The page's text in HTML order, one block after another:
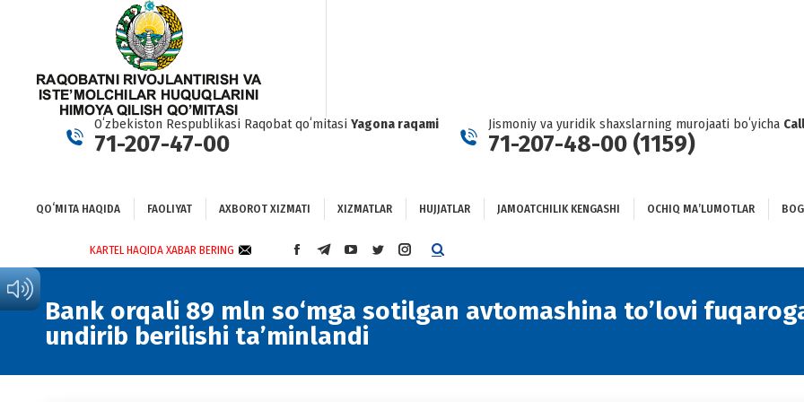
Oʻzbekiston Respublikasi Raqobat qoʻmitasi Yagona raqami
71-207-47-00
Jismoniy va yuridik shaxslarning murojaati boʻyicha
71-207-48-00 (1159)
QOʻMITA HAQIDA FAOLIYAT AXBOROT XIZMATI XIZMATLAR HUJJATLAR JAMOATCHILIK KENGASHI OCHIQ MAʼLUMOTLAR
KARTEL HAQIDA XABAR BERING
FACEBOOK
IN
NEW
WINDOW
TELEGRAM
IN
NEW
WINDOW
YOUTUBE
IN
NEW
WINDOW
TWITTER
IN
INSTAGRAM
NEW
Bank orqali 89 mln so‘mga sotilgan avtomashina to’lovi
undirib berilishi ta’minlandi
QOʻMITA HAQIDA FAOLIYAT